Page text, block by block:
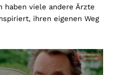
haben viele andere Ärzte
ihren eigenen Weg